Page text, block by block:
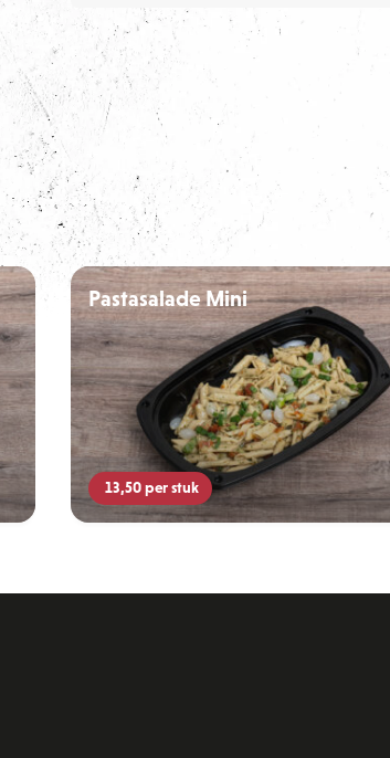
Pastasalade Mini
13,50per stuk